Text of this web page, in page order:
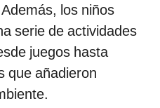
los niños
serie de actividades
juegos hasta
que añadieron